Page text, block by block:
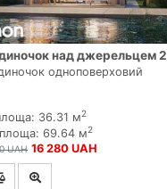
над джерельцем 2
одноповерховий
36.31 м2
площа: 69.64 м2
UAH 16 280 UAH